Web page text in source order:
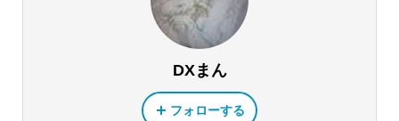
DXまん
フォローする